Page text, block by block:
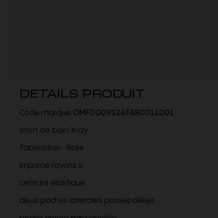
DETAILS PRODUIT
Code marque OMFD009S24FAB0011001
short de bain Xray
Fabrication : Italie
imprimé rayons x
ceinture élastique
deux poches latérales passepoilées